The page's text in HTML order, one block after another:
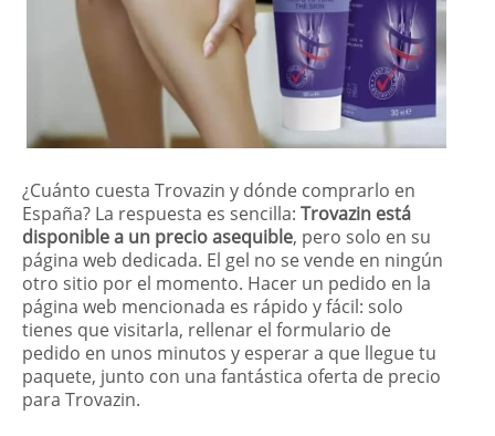
¿Cuánto cuesta Trovazin y dónde comprarlo en
España? La respuesta es sencilla: Trovazin está
disponiblea un precio asequible, pero solo en su
página web dedicada. El gel no se vende en ningún
otro sitio por el momento. Hacer un pedido en la
página web mencionada es rápido y fácil: solo
tienes que visitarla, rellenar el formulario de
pedido en unos minutos y esperar a que llegue tu
paquete, junto con una fantástica oferta de precio
para Trovazin.